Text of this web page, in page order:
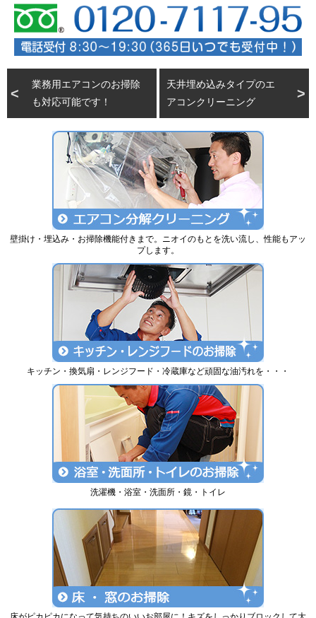
業務用エアコンのお掃除
も対応可能です！
天井埋め込みタイプのエ
アコンクリーニング
壁掛け・埋込み・お掃除機能付きまで。ニオイのもとを洗い流し、性能もアッ
プします。
キッチン・換気扇・レンジフード・冷蔵庫など頑固な油汚れを・・・
洗濯機・浴室・洗面所・鏡・トイレ